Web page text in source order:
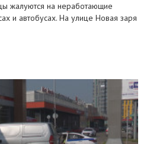
жалуются на неработающие
и автобусах. На улице Новая заря